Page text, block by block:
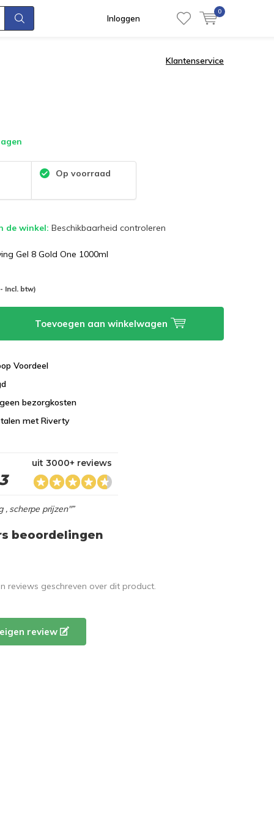
Inloggen
0
Klantenservice
Op voorraad
de winkel:Beschikbaarheid controleren
Gel 8 Gold One 1000ml
Incl. btw)
Toevoegen aan winkelwagen
Voordeel
bezorgkosten
met Riverty
uit 3000+ reviews
, scherpe prijzen"”
beoordelingen
reviews geschreven over dit product.
review